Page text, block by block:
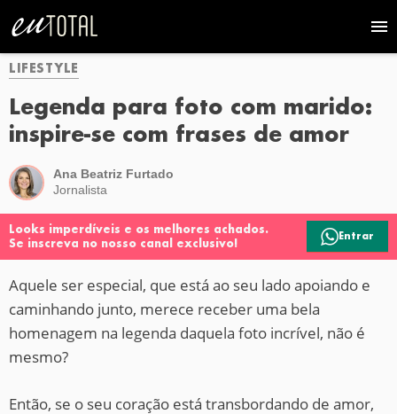
LIFESTYLE
Legenda para foto com marido:
inspire-se com frases de amor
Ana Beatriz Furtado
Jornalista
Looks imperdíveis e os melhores achados.
Se inscreva no nosso canal exclusivo!
Entrar
Aquele ser especial, que está ao seu lado apoiando e
caminhando junto, merece receber uma bela
homenagem na legenda daquela foto incrível, não é
mesmo?
Então, se o seu coração está transbordando de amor,